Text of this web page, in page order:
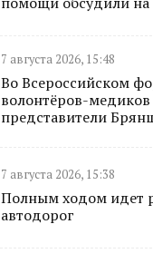
7 августа 2026, 15:48
Во Всероссийском
волонтёров-медиков
представители
7 августа 2026, 15:38
Полным ходом идет
автодорог